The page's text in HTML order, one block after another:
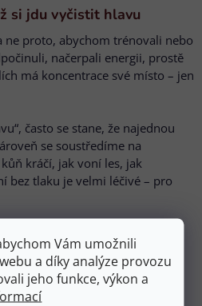
Vám umožnili
a díky analýze provozu
jeho funkce, výkon a
si jdu vyčistit hlavu
ne proto, abychom trénovali nebo
načerpali energii, prostě
má koncentrace své místo – jen
často se stane, že najednou
se soustředíme na
kráčí, jak voní les, jak
bez tlaku je velmi léčivé – pro
jízda je forma práce s
dokážeme naladit, kůň to
ale náš klid.